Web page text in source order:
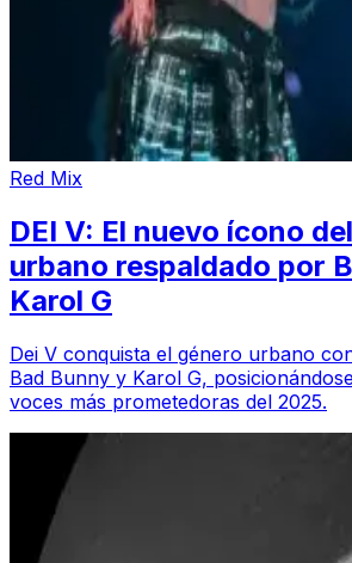
Red Mix
DEI V: El nuevo ícono
urbano respaldado por
Karol G
Dei V conquista el género urbano
Bad Bunny y Karol G,
voces más prometedoras del 2025.